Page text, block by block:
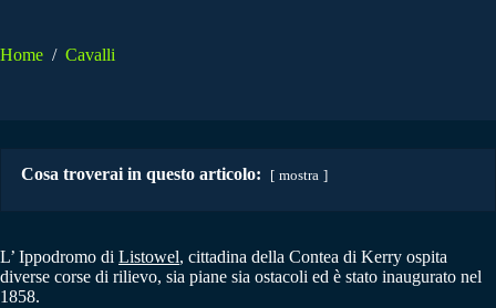
Home / Cavalli
Cosa troverai in questo articolo: mostra
L’ Ippodromo di Listowel, cittadina della Contea di Kerry ospita
diverse corse di rilievo, sia piane sia ostacoli ed è stato inaugurato nel
1858.